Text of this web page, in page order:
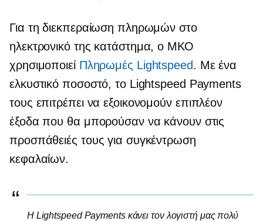
Για τη διεκπεραίωση πληρωμών στο
ηλεκτρονικό της κατάστημα, ο ΜΚΟ
χρησιμοποιεί Πληρωμές Lightspeed. Με ένα
ελκυστικό ποσοστό, το Lightspeed Payments
τους επιτρέπει να εξοικονομούν επιπλέον
έξοδα που θα μπορούσαν να κάνουν στις
προσπάθειές τους για συγκέντρωση
κεφαλαίων.
Η Lightspeed Payments κάνει τον λογιστή μας πολύ